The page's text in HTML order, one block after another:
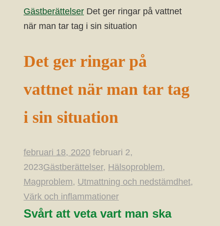
Home
Gästberättelser Det ger ringar på vattnet
när man tar tag i sin situation
Det ger ringar på
vattnet när man tar tag
i sin situation
februari 18, 2020 februari 2,
2023Gästberättelser, Hälsoproblem,
Magproblem, Utmattning och nedstämdhet,
Värk och inflammationer
Svårt att veta vart man ska